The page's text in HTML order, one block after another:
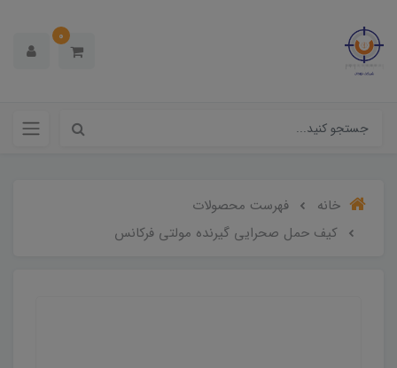
0
خانه
فهرست محصولات
کیف حمل صحرایی گیرنده مولتی فرکانس